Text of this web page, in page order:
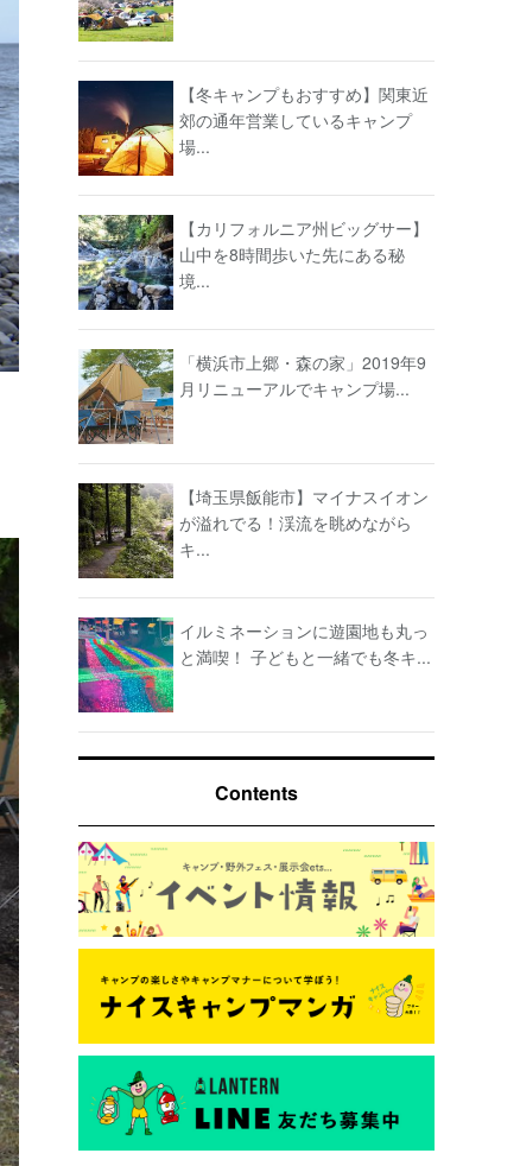
【冬キャンプもおすすめ】関東近
郊の通年営業しているキャンプ
場...
【カリフォルニア州ビッグサー】
山中を8時間歩いた先にある秘
境...
「横浜市上郷・森の家」2019年9
月リニューアルでキャンプ場...
【埼玉県飯能市】マイナスイオン
が溢れでる！渓流を眺めながら
キ...
イルミネーションに遊園地も丸っ
と満喫！ 子どもと一緒でも冬キ...
Contents